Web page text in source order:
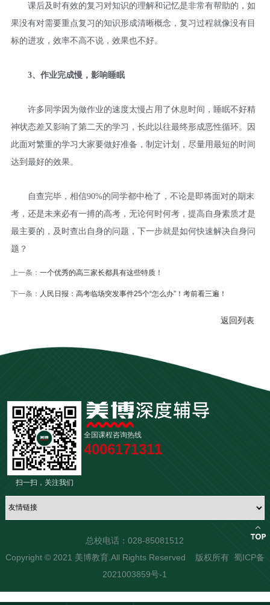
课后及时有效的复习对知识的理解和记忆是非常有帮助的，如
果没有对需要重点复习的知识形成清晰概念，复习过程就像没有目
标的进攻，效率不高不说，效果也不好。
3、作业完成慢，影响睡眠
许多同学因为做作业的速度太慢占用了休息时间，睡眠不好精
神状态差又影响了第二天的学习，长此以往最终形成恶性循环。因
此面对繁重的学习大家要做好准备，制定计划，尽量用最短的时间
达到最好的效果。
自查完毕，相信90%的同学都中枪了，不论是即将面对的期末
考，还是未来必有一搏的高考，无论何时何考，提高自身素质才是
最主要的，及时查出自身的问题，下一步就是如何快速解决自身问
题？
上一条： 一个优秀的高三家长都具有这些特质！
下一条： 人民日报：高考临场突发事件25个“怎么办”！考前看三遍！
返回列表
全国课程咨询热线
4006171311
扫一扫，关注我们
总校电话：028-85081512
Copyright © 2021 美博教育.All Rights Reserved 版权所有 蜀ICP备
2021003859号-1